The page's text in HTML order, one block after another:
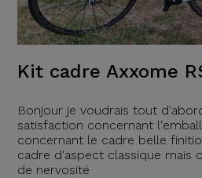
Kit cadre Axxome
Bonjour je voudrais tout
satisfaction concernant
concernant le cadre belle
cadre d'aspect classique mais
de nervosité